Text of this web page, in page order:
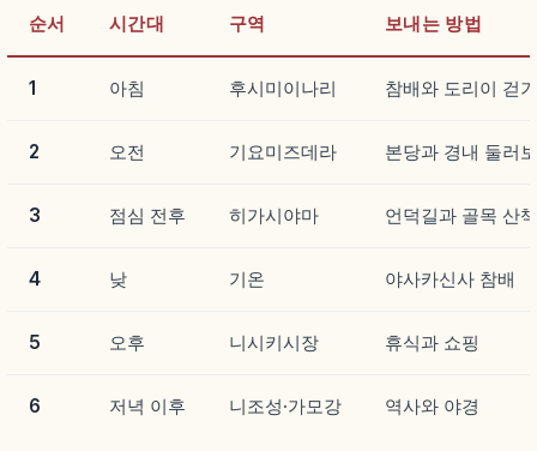
순서 시간대 구역 보내는 방법
1 아침 후시미이나리 참배와 도리이 걷기
2 오전 기요미즈데라 본당과 경내 둘러
3 점심 전후 히가시야마 언덕길과 골목 산책
4 낮 기온 야사카신사 참배
5 오후 니시키시장 휴식과 쇼핑
6 저녁 이후 니조성·가모강 역사와 야경